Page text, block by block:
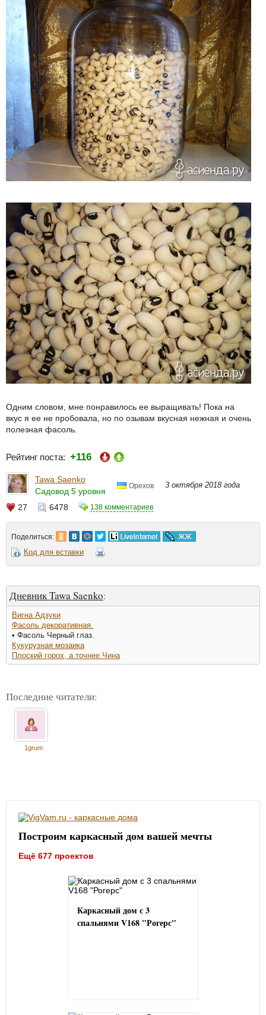
Одним словом, мне понравилось ее выращивать! Пока на
вкус я ее не пробовала, но по озывам вкусная нежная и очень
полезная фасоль.
Рейтинг поста: +116
Tawa Saenko
Садовод 5 уровня
Орехов 3 октября 2018 года
27 6478 138 комментариев
Поделиться:
Код для вставки
Дневник Tawa Saenko:
Вигна Адзуки
Фасоль декоративная.
• Фасоль Черный глаз.
Кукурузная мозаика
Плоский горох, а точнее Чина
Последние читатели:
1grum
Построим каркасный дом вашей мечты
Ещё 677 проектов
Каркасный дом с 3
спальнями V168 "Рогерс"